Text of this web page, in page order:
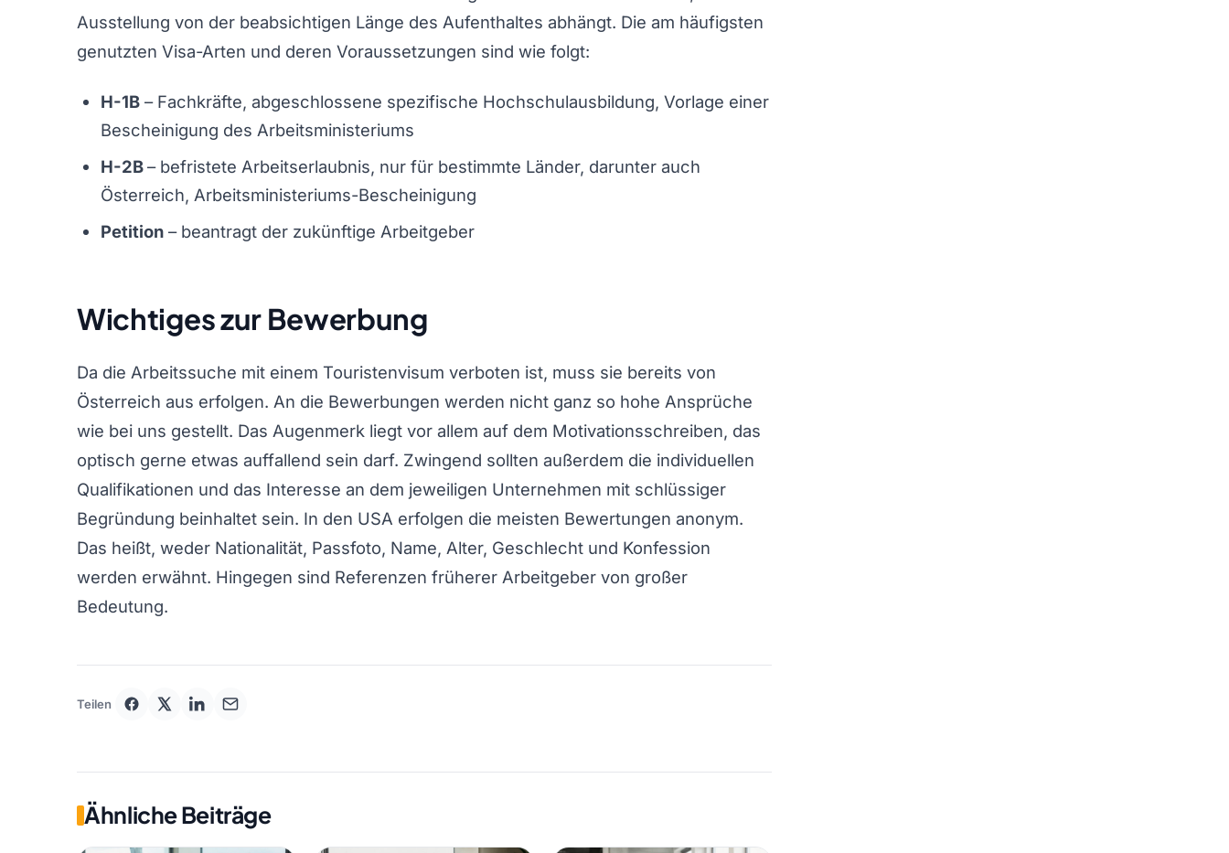
Ausstellung von der beabsichtigen Länge des Aufenthaltes abhängt. Die am häufigsten
genutzten Visa-Arten und deren Voraussetzungen sind wie folgt:
H-1B– Fachkräfte, abgeschlossene spezifische Hochschulausbildung, Vorlage einer
Bescheinigung des Arbeitsministeriums
H-2B– befristete Arbeitserlaubnis, nur für bestimmte Länder, darunter auch
Österreich, Arbeitsministeriums-Bescheinigung
Petition– beantragt der zukünftige Arbeitgeber
Wichtiges zur Bewerbung
Da die Arbeitssuche mit einem Touristenvisum verboten ist, muss sie bereits von
Österreich aus erfolgen. An die Bewerbungen werden nicht ganz so hohe Ansprüche
wie bei uns gestellt. Das Augenmerk liegt vor allem auf dem Motivationsschreiben, das
optisch gerne etwas auffallend sein darf. Zwingend sollten außerdem die individuellen
Qualifikationen und das Interesse an dem jeweiligen Unternehmen mit schlüssiger
Begründung beinhaltet sein. In den USA erfolgen die meisten Bewertungen anonym.
Das heißt, weder Nationalität, Passfoto, Name, Alter, Geschlecht und Konfession
werden erwähnt. Hingegen sind Referenzen früherer Arbeitgeber von großer
Bedeutung.
Teilen
Ähnliche Beiträge